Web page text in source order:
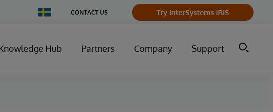
Change
Country
CONTACT US Try InterSystems IRIS
Hub Partners Company Support